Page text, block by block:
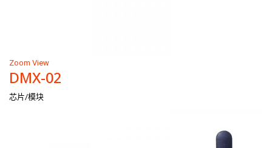
Zoom View
DMX-02
芯片/模块